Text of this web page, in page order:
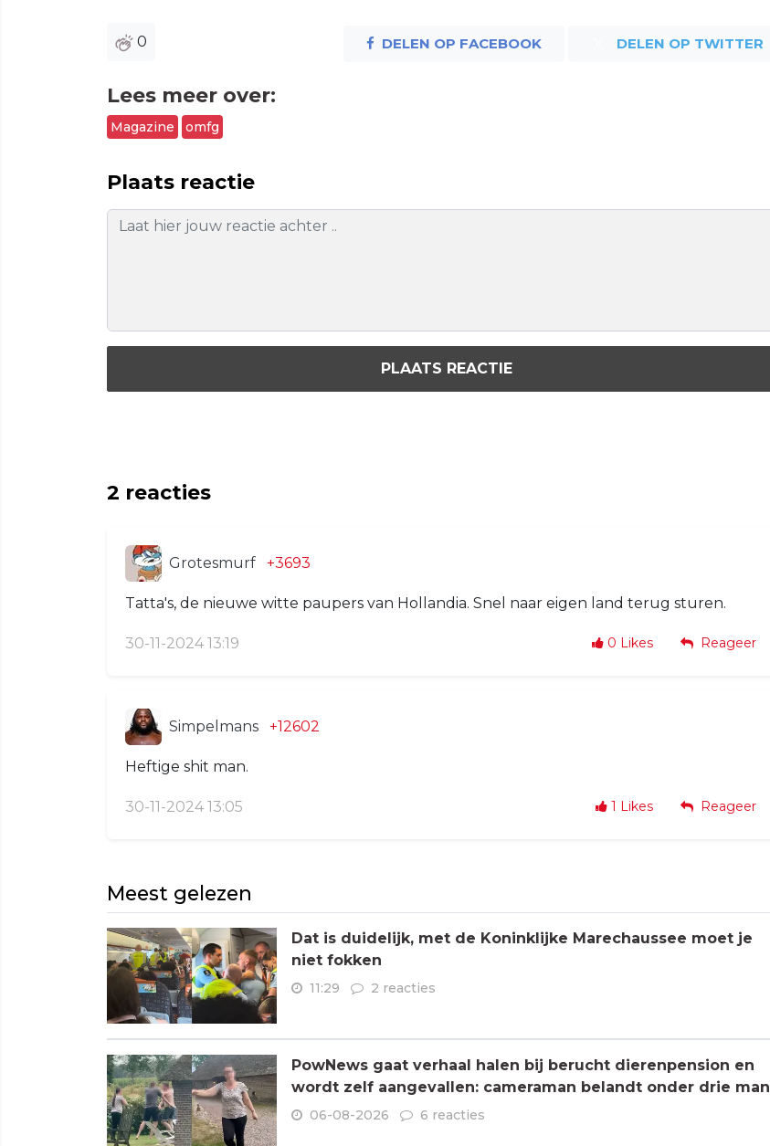
0 DELEN OP FACEBOOK DELEN OP TWITTER
Lees meer over:
Magazine omfg
Plaats reactie
PLAATS REACTIE
2 reacties
Grotesmurf +3693
Tatta's, de nieuwe witte paupers van Hollandia. Snel naar eigen land terug sturen.
30-11-2024 13:19 0 Likes Reageer
Simpelmans +12602
Heftige shit man.
30-11-2024 13:05 1 Likes Reageer
Meest gelezen
Dat is duidelijk, met de Koninklijke Marechaussee moet je
niet fokken
11:29 2 reacties
PowNews gaat verhaal halen bij berucht dierenpension en
wordt zelf aangevallen: cameraman belandt onder drie man
06-08-2026 6 reacties